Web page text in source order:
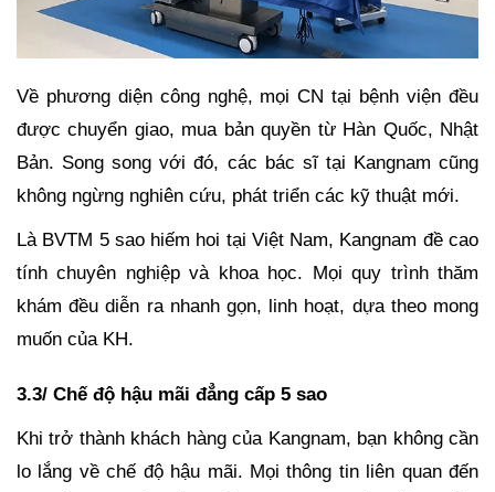
Về phương diện công nghệ, mọi CN tại bệnh viện đều
được chuyển giao, mua bản quyền từ Hàn Quốc, Nhật
Bản. Song song với đó, các bác sĩ tại Kangnam cũng
không ngừng nghiên cứu, phát triển các kỹ thuật mới.
Là BVTM 5 sao hiếm hoi tại Việt Nam, Kangnam đề cao
tính chuyên nghiệp và khoa học. Mọi quy trình thăm
khám đều diễn ra nhanh gọn, linh hoạt, dựa theo mong
muốn của KH.
3.3/ Chế độ hậu mãi đẳng cấp 5 sao
Khi trở thành khách hàng của Kangnam, bạn không cần
lo lắng về chế độ hậu mãi. Mọi thông tin liên quan đến